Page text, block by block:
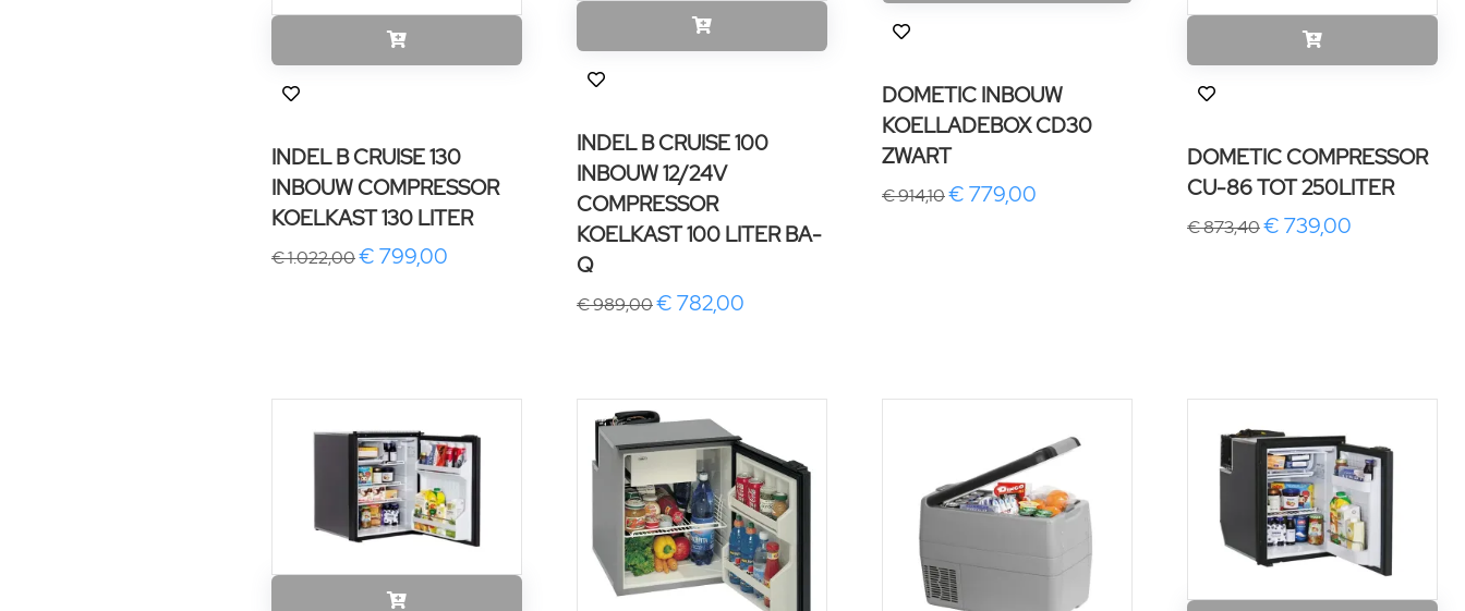
INDEL B CRUISE 130
INBOUW COMPRESSOR
KOELKAST 130 LITER
€ 1.022,00€ 799,00
INDEL B CRUISE 100
INBOUW 12/24V
COMPRESSOR
KOELKAST 100 LITER BA-
Q
€ 989,00€ 782,00
DOMETIC INBOUW
KOELLADEBOX CD30
ZWART
€ 914,10€ 779,00
DOMETIC COMPRESSOR
CU-86 TOT 250LITER
€ 873,40€ 739,00